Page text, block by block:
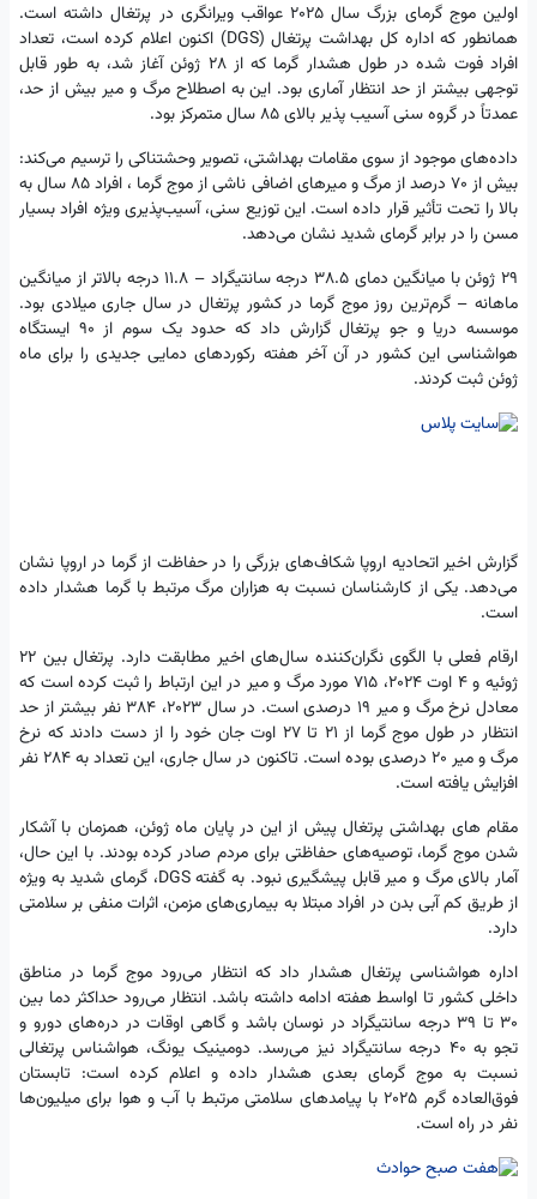
اولین موج گرمای بزرگ سال 2025 عواقب ویرانگری در پرتغال داشته است.
همانطور که اداره کل بهداشت پرتغال (DGS) اکنون اعلام کرده است، تعداد
افراد فوت شده در طول هشدار گرما که از 28 ژوئن آغاز شد، به طور قابل
توجهی بیشتر از حد انتظار آماری بود. این به اصطلاح مرگ و میر بیش از حد،
عمدتاً در گروه سنی آسیب پذیر بالای 85 سال متمرکز بود.
داده‌های موجود از سوی مقامات بهداشتی، تصویر وحشتناکی را ترسیم می‌کند:
بیش از 70 درصد از مرگ و میرهای اضافی ناشی از موج گرما ، افراد 85 سال به
بالا را تحت تأثیر قرار داده است. این توزیع سنی، آسیب‌پذیری ویژه افراد بسیار
مسن را در برابر گرمای شدید نشان می‌دهد.
29 ژوئن با میانگین دمای 38.5 درجه سانتیگراد – 11.8 درجه بالاتر از میانگین
ماهانه – گرم‌ترین روز موج گرما در کشور پرتغال در سال جاری میلادی بود.
موسسه دریا و جو پرتغال گزارش داد که حدود یک سوم از 90 ایستگاه
هواشناسی این کشور در آن آخر هفته رکوردهای دمایی جدیدی را برای ماه
ژوئن ثبت کردند.
گزارش اخیر اتحادیه اروپا شکاف‌های بزرگی را در حفاظت از گرما در اروپا نشان
می‌دهد. یکی از کارشناسان نسبت به هزاران مرگ مرتبط با گرما هشدار داده
است.
ارقام فعلی با الگوی نگران‌کننده سال‌های اخیر مطابقت دارد. پرتغال بین 22
ژوئیه و 4 اوت 2024، 715 مورد مرگ و میر در این ارتباط را ثبت کرده است که
معادل نرخ مرگ و میر 19 درصدی است. در سال 2023، 384 نفر بیشتر از حد
انتظار در طول موج گرما از 21 تا 27 اوت جان خود را از دست دادند که نرخ
مرگ و میر 20 درصدی بوده است. تاکنون در سال جاری، این تعداد به 284 نفر
افزایش یافته است.
مقام های بهداشتی پرتغال پیش از این در پایان ماه ژوئن، همزمان با آشکار
شدن موج گرما، توصیه‌های حفاظتی برای مردم صادر کرده بودند. با این حال،
آمار بالای مرگ و میر قابل پیشگیری نبود. به گفته DGS، گرمای شدید به ویژه
از طریق کم آبی بدن در افراد مبتلا به بیماری‌های مزمن، اثرات منفی بر سلامتی
دارد.
اداره هواشناسی پرتغال هشدار داد که انتظار می‌رود موج گرما در مناطق
داخلی کشور تا اواسط هفته ادامه داشته باشد. انتظار می‌رود حداکثر دما بین
30 تا 39 درجه سانتیگراد در نوسان باشد و گاهی اوقات در دره‌های دورو و
تجو به 40 درجه سانتیگراد نیز می‌رسد. دومینیک یونگ، هواشناس پرتغالی
نسبت به موج گرمای بعدی هشدار داده و اعلام کرده است: تابستان
فوق‌العاده گرم 2025 با پیامدهای سلامتی مرتبط با آب و هوا برای میلیون‌ها
نفر در راه است.